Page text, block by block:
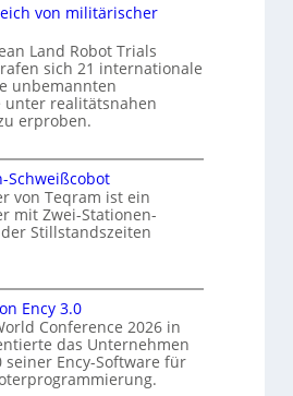
von militärischer
Land Robot Trials
sich 21 internationale
unbemannten
unter realitätsnahen
erproben.
Schweißcobot
von Teqram ist ein
mit Zwei-Stationen-
Stillstandszeiten
Ency 3.0
Conference 2026 in
das Unternehmen
seiner Ency-Software für